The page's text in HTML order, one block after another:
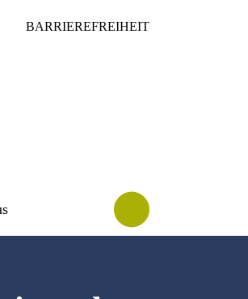
BARRIEREFREIHEIT